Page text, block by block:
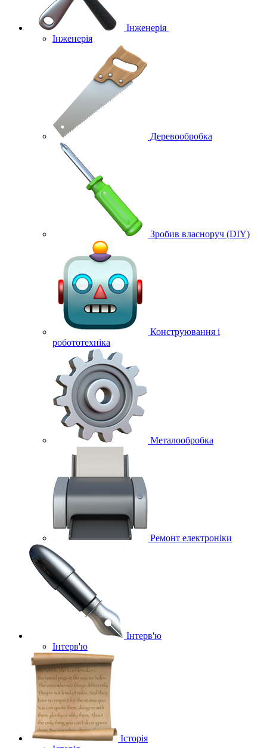
Інженерія
Інженерія
Деревообробка
Зробив власноруч (DIY)
Конструювання і
робототехніка
Металообробка
Ремонт електроніки
Інтерв'ю
Інтерв'ю
Історія